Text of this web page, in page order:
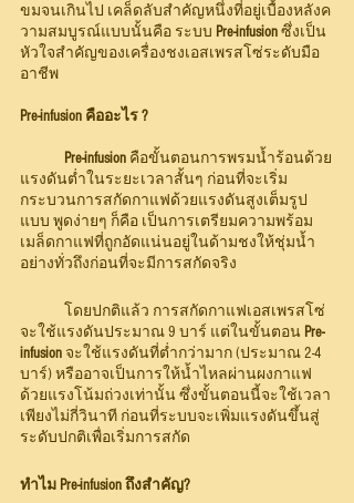
ขมจนเกินไป เคล็ดลับสำคัญหนึ่งที่อยู่เบื้องหลังค
วามสมบูรณ์แบบนั้นคือ ระบบ Pre-infusion ซึ่งเป็น
หัวใจสำคัญของเครื่องชงเอสเพรสโซ่ระดับมือ
อาชีพ
Pre-infusion คืออะไร ?
Pre-infusion คือขั้นตอนการพรมน้ำร้อนด้วย
แรงดันต่ำในระยะเวลาสั้นๆ ก่อนที่จะเริ่ม
กระบวนการสกัดกาแฟด้วยแรงดันสูงเต็มรูป
แบบ พูดง่ายๆ ก็คือ เป็นการเตรียมความพร้อม
เมล็ดกาแฟที่ถูกอัดแน่นอยู่ในด้ามชงให้ชุ่มน้ำ
อย่างทั่วถึงก่อนที่จะมีการสกัดจริง
จะใช้แรงดันประมาณ 9 บาร์ แต่ในขั้นตอน Pre-
infusion จะใช้แรงดันที่ต่ำกว่ามาก (ประมาณ 2-4
บาร์) หรืออาจเป็นการให้น้ำไหลผ่านผงกาแฟ
ด้วยแรงโน้มถ่วงเท่านั้น ซึ่งขั้นตอนนี้จะใช้เวลา
เพียงไม่กี่วินาที ก่อนที่ระบบจะเพิ่มแรงดันขึ้นสู่
ระดับปกติเพื่อเริ่มการสกัด
ทำไม Pre-infusion ถึงสำคัญ?